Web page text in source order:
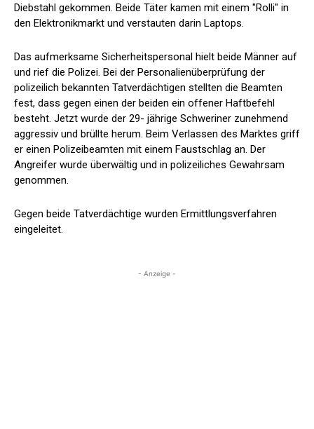
Diebstahl gekommen. Beide Täter kamen mit einem "Rolli" in
den Elektronikmarkt und verstauten darin Laptops.
Das aufmerksame Sicherheitspersonal hielt beide Männer auf
und rief die Polizei. Bei der Personalienüberprüfung der
polizeilich bekannten Tatverdächtigen stellten die Beamten
fest, dass gegen einen der beiden ein offener Haftbefehl
besteht. Jetzt wurde der 29- jährige Schweriner zunehmend
aggressiv und brüllte herum. Beim Verlassen des Marktes griff
er einen Polizeibeamten mit einem Faustschlag an. Der
Angreifer wurde überwältig und in polizeiliches Gewahrsam
genommen.
Gegen beide Tatverdächtige wurden Ermittlungsverfahren
eingeleitet.
- Anzeige -